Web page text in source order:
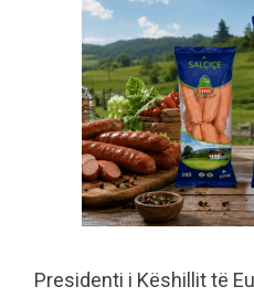
Presidenti i Këshillit të